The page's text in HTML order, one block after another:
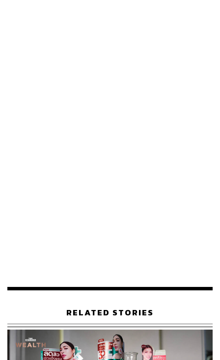
สอดคล้องกับรายงานความโปร่งใสของ TikTok ประจำ
ไตรมาสแรกปี 2025 พบว่า ราว 30% ของเนื้อหาที่ถูกลบออก
จากแพลตฟอร์มทั่วโลกมีลักษณะเกี่ยวข้องกับเนื้อหาที่อ่อน
ไหวและไม่เหมาะสม
RELATED STORIES